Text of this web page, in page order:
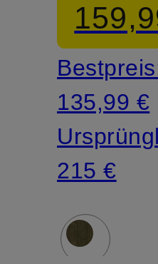
135,99 €
215 €